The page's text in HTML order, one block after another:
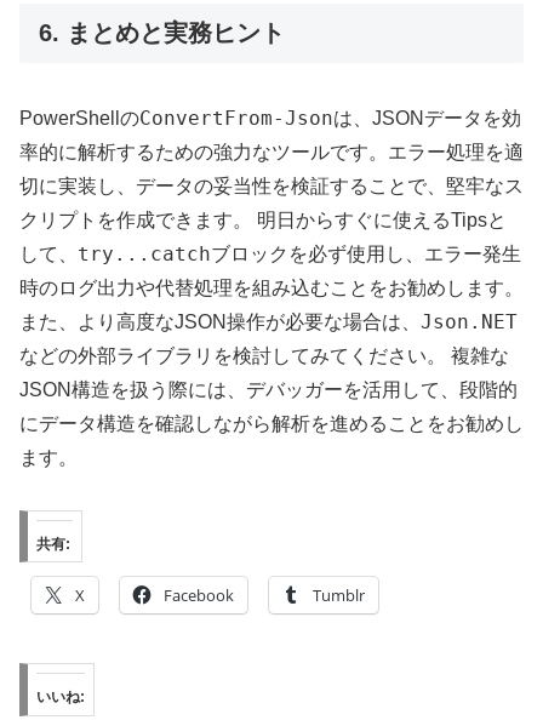
6. まとめと実務ヒント
PowerShellのConvertFrom-Jsonは、JSONデータを効
率的に解析するための強力なツールです。エラー処理を適
切に実装し、データの妥当性を検証することで、堅牢なス
クリプトを作成できます。 明日からすぐに使えるTipsと
して、 try...catchブロックを必ず使用し、エラー発生
時のログ出力や代替処理を組み込むことをお勧めします。
また、より高度なJSON操作が必要な場合は、 Json.NET
などの外部ライブラリを検討してみてください。 複雑な
JSON構造を扱う際には、デバッガーを活用して、段階的
にデータ構造を確認しながら解析を進めることをお勧めし
ます。
共有:
X Facebook Tumblr
いいね: